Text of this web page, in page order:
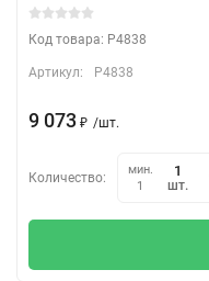
Код товара: P4838
Артикул: P4838
9 073 ₽ /шт.
Количество:
мин.
1
шт.